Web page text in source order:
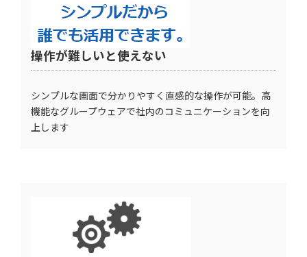
操作が難しいと使えない
シンプルな画面で分かりやすく直感的な操作が可能。高
機能なグループウェアで社内のコミュニケーションを向
上します